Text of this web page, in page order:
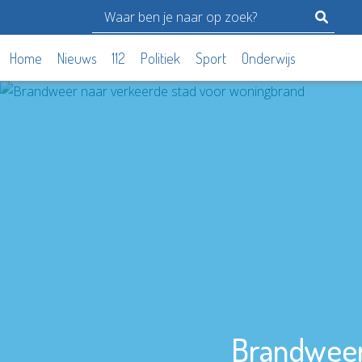
Home Nieuws 112 Politiek Sport Onderwijs